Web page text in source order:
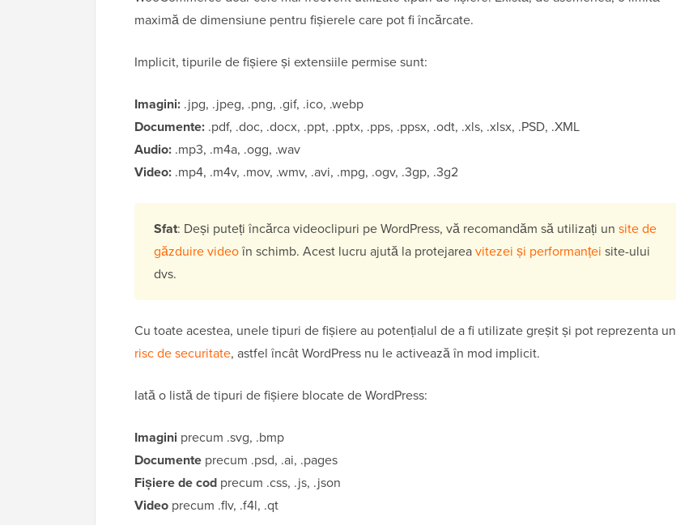
maximă de dimensiune pentru fișierele care pot fi încărcate.
Implicit, tipurile de fișiere și extensiile permise sunt:
Imagini: .jpg, .jpeg, .png, .gif, .ico, .webp
Documente: .pdf, .doc, .docx, .ppt, .pptx, .pps, .ppsx, .odt, .xls, .xlsx, .PSD, .XML
Audio: .mp3, .m4a, .ogg, .wav
Video: .mp4, .m4v, .mov, .wmv, .avi, .mpg, .ogv, .3gp, .3g2
Sfat: Deși puteți încărca videoclipuri pe WordPress, vă recomandăm să utilizați un site de
găzduire videoîn schimb. Acest lucru ajută la protejareavitezei și performanței site-ului
dvs.
Cu toate acestea, unele tipuri de fișiere au potențialul de a fi utilizate greșit și pot reprezenta un
risc de securitate, astfel încât WordPress nu le activează în mod implicit.
Iată o listă de tipuri de fișiere blocate de WordPress:
Imagini precum .svg, .bmp
Documente precum .psd, .ai, .pages
Fișiere de cod precum .css, .js, .json
Video precum .flv, .f4l, .qt